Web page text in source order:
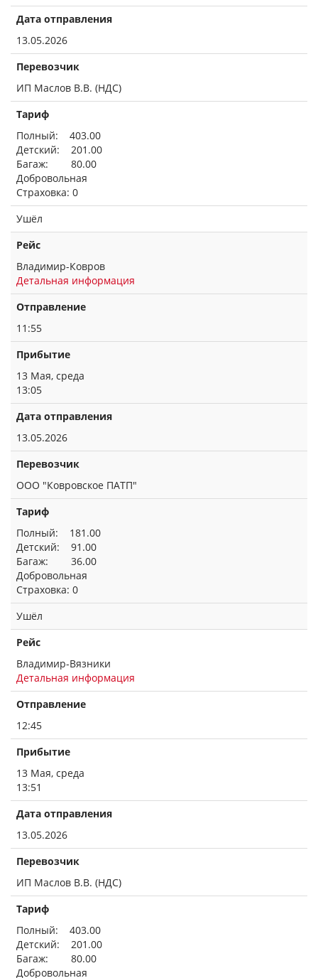
Дата отправления
13.05.2026
Перевозчик
ИП Маслов В.В. (НДС)
Тариф
Полный: 403.00
Детский: 201.00
Багаж: 80.00
Добровольная
Страховка: 0
Ушёл
Рейс
Владимир-Ковров
Детальная информация
Отправление
11:55
Прибытие
13 Мая, среда
13:05
Дата отправления
13.05.2026
Перевозчик
ООО "Ковровское ПАТП"
Тариф
Полный: 181.00
Детский: 91.00
Багаж: 36.00
Добровольная
Страховка: 0
Ушёл
Рейс
Владимир-Вязники
Детальная информация
Отправление
12:45
Прибытие
13 Мая, среда
13:51
Дата отправления
13.05.2026
Перевозчик
ИП Маслов В.В. (НДС)
Тариф
Полный: 403.00
Детский: 201.00
Багаж: 80.00
Добровольная